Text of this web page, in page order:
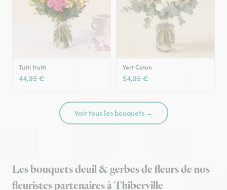
Tutti frutti
44,95 €
Vert Coton
54,95 €
Voir tous les bouquets →
Les bouquets deuil & gerbes de fleurs de nos
fleuristes partenaires à Thiberville